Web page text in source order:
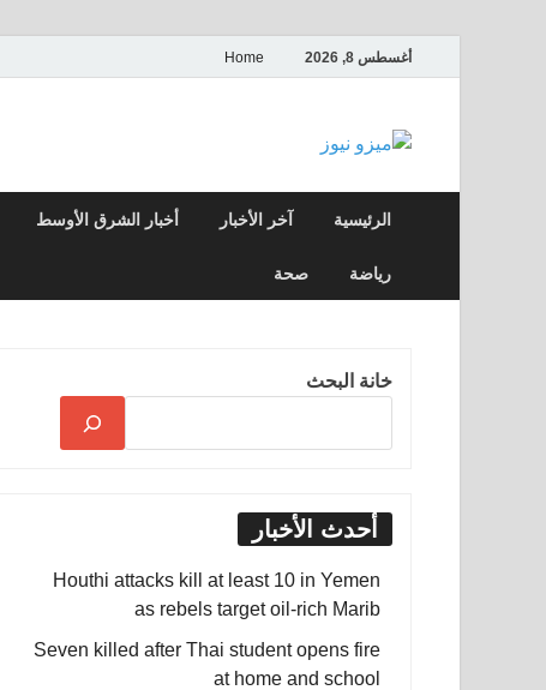
أغسطس 8, 2026 Home
ميزو نيوز
الرئيسية آخر الأخبار أخبار الشرق الأوسط
رياضة صحة
خانة البحث
أحدث الأخبار
Houthi attacks kill at least 10 in Yemen
as rebels target oil-rich Marib
Seven killed after Thai student opens fire
at home and school